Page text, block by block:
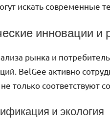
искать современные
инновации и
рынка и
BelGee активно
только соответствуют
и экология